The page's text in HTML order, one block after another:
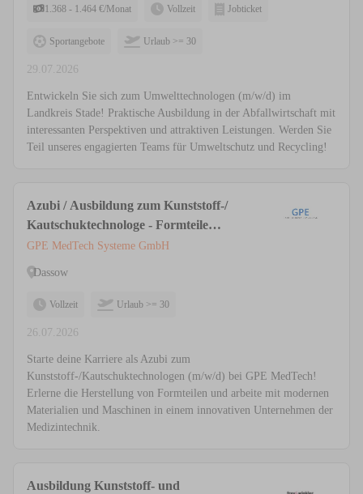
1.368 - 1.464 €/Monat Vollzeit Jobticket
Sportangebote Urlaub >= 30
29.07.2026
Entwickeln Sie sich zum Umwelttechnologen (m/w/d) im
Landkreis Stade! Praktische Ausbildung in der Abfallwirtschaft mit
interessanten Perspektiven und attraktiven Leistungen. Werden Sie
Teil unseres engagierten Teams für Umweltschutz und Recycling!
Azubi / Ausbildung zum Kunststoff-/
Kautschuktechnologe - Formteile
(m/w/d)
GPE MedTech Systeme GmbH
Dassow
Vollzeit Urlaub >= 30
26.07.2026
Starte deine Karriere als Azubi zum
Kunststoff-/Kautschuktechnologen (m/w/d) bei GPE MedTech!
Erlerne die Herstellung von Formteilen und arbeite mit modernen
Materialien und Maschinen in einem innovativen Unternehmen der
Medizintechnik.
Ausbildung Kunststoff- und